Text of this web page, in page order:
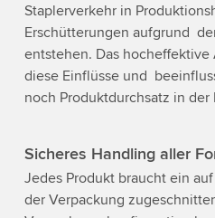
Staplerverkehr in
Erschütterungen aufgrund
entstehen. Das hocheffektive
diese Einflüsse und
noch Produktdurchsatz in der
Sicheres Handling aller
Jedes Produkt braucht ein
der Verpackung